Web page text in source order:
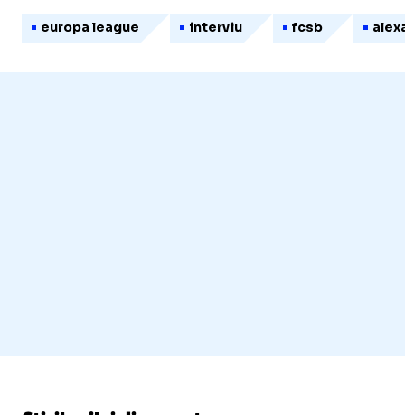
europa league interviu fcsb